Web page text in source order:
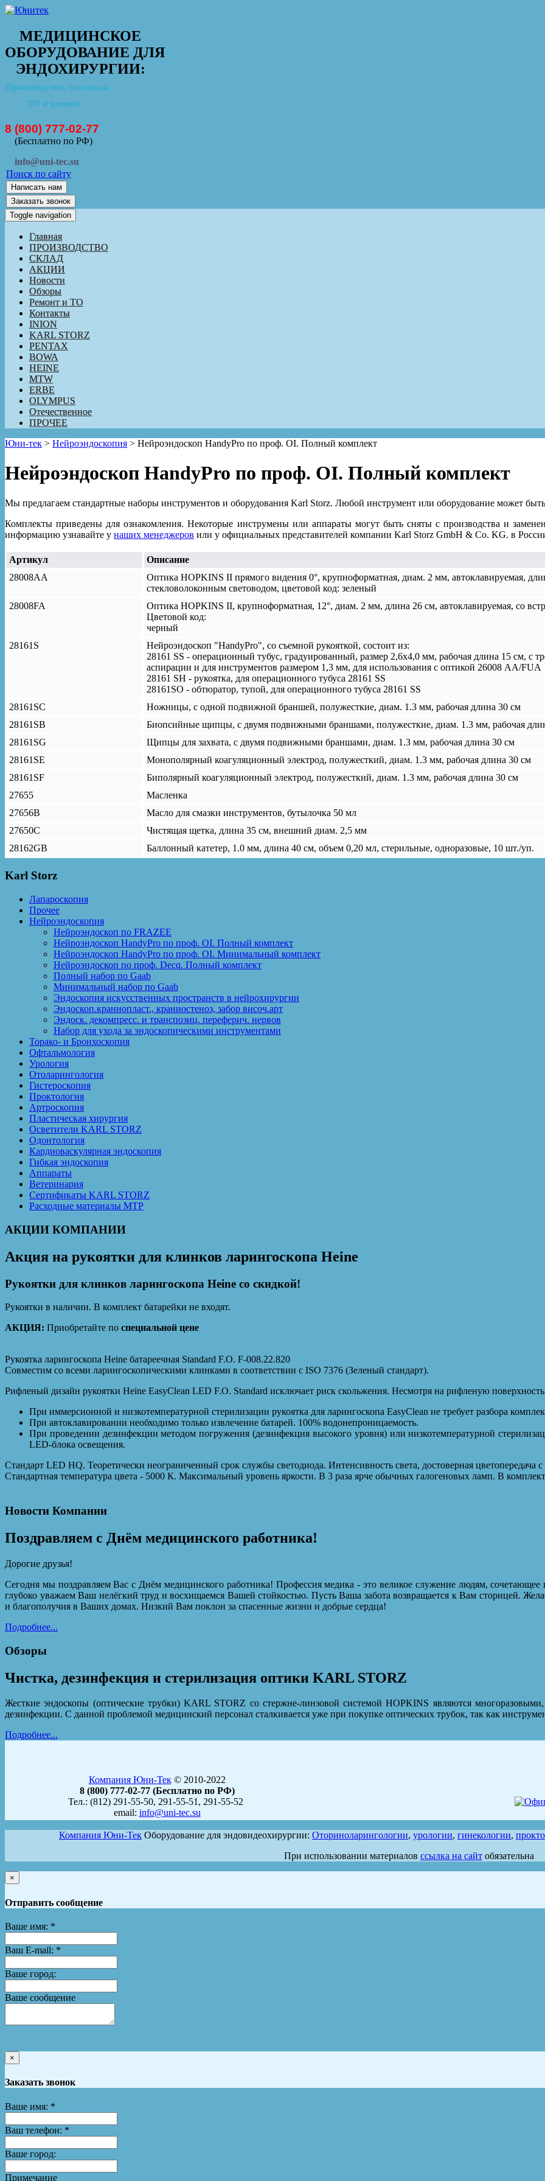
МЕДИЦИНСКОЕ
ОБОРУДОВАНИЕ ДЛЯ
ЭНДОХИРУРГИИ:
Производство, поставка,
ТО и ремонт
8 (800) 777-02-77
(Бесплатно по РФ)
info@uni-tec.su
Поиск по сайту
Написать нам
Заказать звонок
Toggle navigation
Главная
ПРОИЗВОДСТВО
СКЛАД
АКЦИИ
Новости
Обзоры
Ремонт и ТО
Контакты
INION
KARL STORZ
PENTAX
BOWA
HEINE
MTW
ERBE
OLYMPUS
Отечественное
ПРОЧЕЕ
Юни-тек > Нейроэндоскопия > Нейроэндоскоп HandyPro по проф. OI. Полный комплект
Нейроэндоскоп HandyPro по проф. OI. Полный комплект
Мы предлагаем стандартные наборы инструментов и оборудования Karl Storz. Любой инструмент или оборудование может быть
Комплекты приведены для ознакомления. Некоторые инструмены или аппараты могут быть сняты с производства и
информацию узнавайте у наших менеджеров или у официальных представителей компании Karl Storz GmbH & Co. KG. в
Артикул
Описание
28008AA
Оптика HOPKINS II прямого видения 0°, крупноформатная, диам. 2 мм, автоклавируемая,
стекловолоконным световодом, цветовой код: зеленый
28008FA
Оптика HOPKINS II, крупноформатная, 12°, диам. 2 мм, длина 26 см, автоклавируемая, со
Цветовой код:
черный
28161S
Нейроэндоскоп "HandyPro", со съемной рукояткой, состоит из:
28161 SS - операционный тубус, градуированный, размер 2,6х4,0 мм, рабочая длина 15 см, с
аспирации и для инструментов размером 1,3 мм, для использования с оптикой 26008 AA/FUA
28161 SH - рукоятка, для операционного тубуса 28161 SS
28161SO - обтюратор, тупой, для операционного тубуса 28161 SS
28161SC
Ножницы, с одной подвижной браншей, полужесткие, диам. 1.3 мм, рабочая длина 30 см
28161SB
Биопсийные щипцы, с двумя подвижными браншами, полужесткие, диам. 1.3 мм, рабочая
28161SG
Щипцы для захвата, с двумя подвижными браншами, диам. 1.3 мм, рабочая длина 30 см
28161SE
Монополярный коагуляционный электрод, полужесткий, диам. 1.3 мм, рабочая длина 30 см
28161SF
Биполярный коагуляционный электрод, полужесткий, диам. 1.3 мм, рабочая длина 30 см
27655
Масленка
27656B
Масло для смазки инструментов, бутылочка 50 мл
27650C
Чистящая щетка, длина 35 см, внешний диам. 2,5 мм
28162GB
Баллонный катетер, 1.0 мм, длина 40 см, объем 0,20 мл, стерильные, одноразовые, 10 шт./уп.
Karl Storz
Лапароскопия
Прочее
Нейроэндоскопия
Нейроэндоскоп по FRAZEE
Нейроэндоскоп HandyPro по проф. OI. Полный комплект
Нейроэндоскоп HandyPro по проф. OI. Минимальный комплект
Нейроэндоскоп по проф. Decq. Полный комплект
Полный набор по Gaab
Минимальный набор по Gaab
Эндоскопия искусственных пространств в нейрохирургии
Эндоскоп.краниопласт., краниостеноз, забор височ.арт
Эндоск. декомпресс. и транспозиц. переферич. нервов
Набор для ухода за эндоскопическими инструментами
Торако- и Бронхоскопия
Офтальмология
Урология
Отоларингология
Гистероскопия
Проктология
Артроскопия
Пластическая хирургия
Осветители KARL STORZ
Одонтология
Кардиоваскулярная эндоскопия
Гибкая эндоскопия
Аппараты
Ветеринария
Сертификаты KARL STORZ
Расходные материалы MTP
АКЦИИ КОМПАНИИ
Акция на рукоятки для клинков ларингоскопа Heine
Рукоятки для клинков ларингоскопа Heine со скидкой!
Рукоятки в наличии. В комплект батарейки не входят.
АКЦИЯ: Приобретайте по специальной цене
Рукоятка ларингоскопа Heine батареечная Standard F.O. F-008.22.820
Совместим со всеми ларингоскопическими клинками в соответствии с ISO 7376 (Зеленый стандарт).
Рифленый дизайн рукоятки Heine EasyClean LED F.O. Standard исключает риск скольжения. Несмотря на рифленую поверхность
При иммерсионной и низкотемпературной стерилизации рукоятка для ларингоскопа EasyClean не требует разбора
При автоклавировании необходимо только извлечение батарей. 100% водонепроницаемость.
При проведении дезинфекции методом погружения (дезинфекция высокого уровня) или низкотемпературной
LED-блока освещения.
Стандарт LED HQ. Теоретически неограниченный срок службы светодиода. Интенсивность света, достоверная цветопередача
Стандартная температура цвета - 5000 К. Максимальный уровень яркости. В 3 раза ярче обычных галогеновых ламп. В
Новости Компании
Поздравляем с Днём медицинского работника!
Дорогие друзья!
Сегодня мы поздравляем Вас с Днём медицинского работника! Профессия медика - это великое служение людям,
глубоко уважаем Ваш нелёгкий труд и восхищаемся Вашей стойкостью. Пусть Ваша забота возвращается к Вам сторицей.
и благополучия в Ваших домах. Низкий Вам поклон за спасенные жизни и добрые сердца!
Подробнее...
Обзоры
Чистка, дезинфекция и стерилизация оптики KARL STORZ
Жесткие эндоскопы (оптические трубки) KARL STORZ со стержне-линзовой системой HOPKINS являются
дезинфекции. С данной проблемой медицинский персонал сталкивается уже при покупке оптических трубок, так как
Подробнее...
Компания Юни-Тек© 2010-2022
8 (800) 777-02-77 (Бесплатно по РФ)
Тел.: (812) 291-55-50, 291-55-51, 291-55-52
email: info@uni-tec.su
Компания Юни-Тек Оборудование для эндовидеохирургии: Оториноларингологии, урологии, гинекологии,
При использовании материалов ссылка на сайтобязательна
×
Отправить сообщение
Ваше имя: *
Ваш E-mail: *
Ваше город:
Ваше сообщение
×
Заказать звонок
Ваше имя: *
Ваш телефон: *
Ваше город:
Примечание